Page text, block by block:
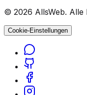
© 2026 AllsWeb. Alle
Cookie-Einstellungen